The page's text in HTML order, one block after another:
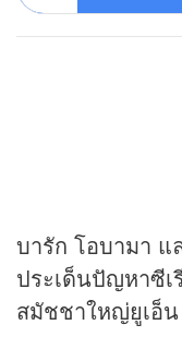
บารัก โอบามา แ
ประเด็นปัญหาซีเ
สมัชชาใหญ่ยูเอ็น